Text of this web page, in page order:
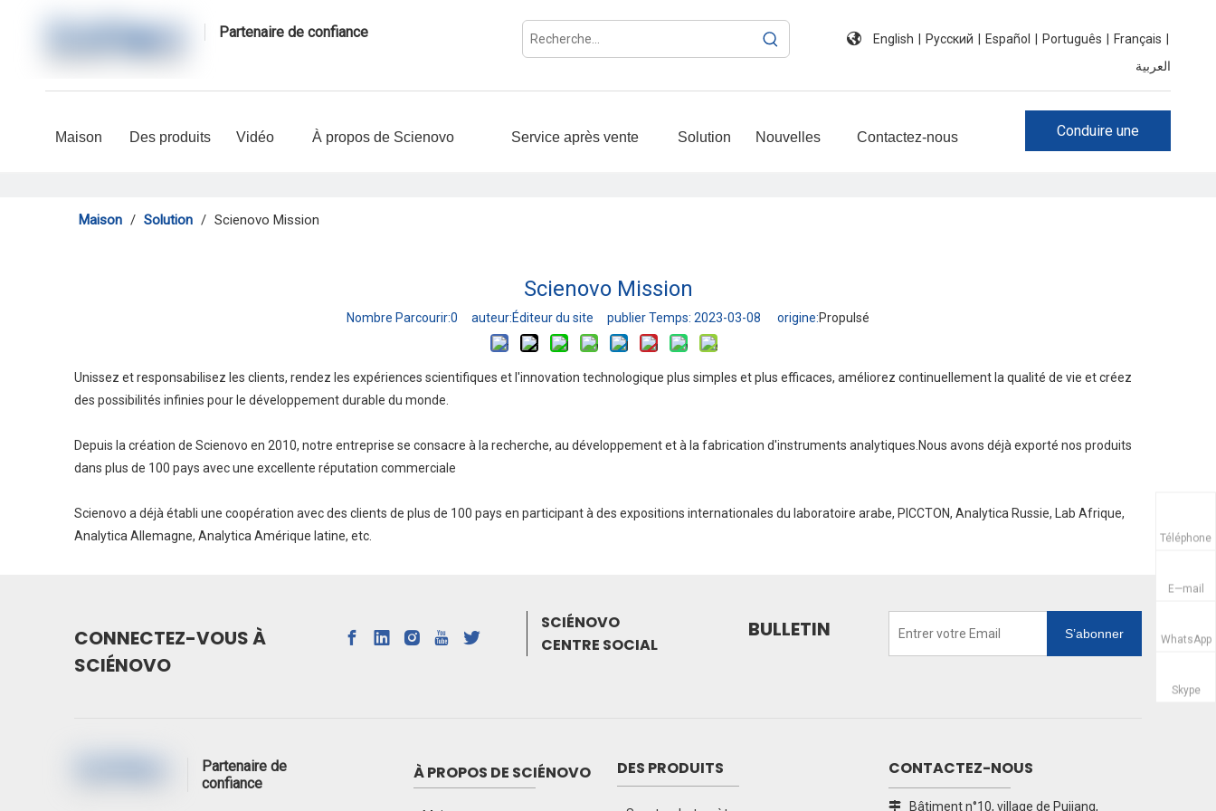
Partenaire de confiance English Pусский Español Português Français
العربية
Maison Des produits Vidéo À propos de Scienovo Service après vente Solution Nouvelles Contactez-nous Conduire une
Maison / Solution / Scienovo Mission
Scienovo Mission
Nombre Parcourir:0 auteur:Éditeur du site publier Temps: 2023-03-08 origine:Propulsé
Unissez et responsabilisez les clients, rendez les expériences scientifiques et l'innovation technologique plus simples et plus efficaces, améliorez continuellement la qualité de vie et créez
des possibilités infinies pour le développement durable du monde.
Depuis la création de Scienovo en 2010, notre entreprise se consacre à la recherche, au développement et à la fabrication d'instruments analytiques.Nous avons déjà exporté nos produits
dans plus de 100 pays avec une excellente réputation commerciale
Scienovo a déjà établi une coopération avec des clients de plus de 100 pays en participant à des expositions internationales du laboratoire arabe, PICCTON, Analytica Russie, Lab Afrique,
Analytica Allemagne, Analytica Amérique latine, etc.
CONNECTEZ-VOUS À
SCIÉNOVO
SCIÉNOVO
CENTRE SOCIAL
BULLETIN S’abonner
Partenaire de
confiance
Téléphone
E—mail
WhatsApp
Skype
À PROPOS DE SCIÉNOVO DES PRODUITS CONTACTEZ-NOUS
Bâtiment n°10, village de Pujiang,